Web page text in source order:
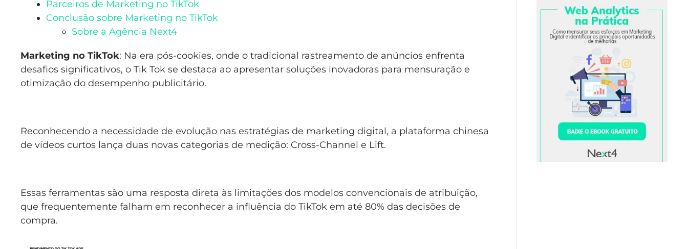
Parceiros de Marketing no TikTok
Conclusão sobre Marketing no TikTok
Sobre a Agência Next4
Marketing no TikTok: Na era pós-cookies, onde o tradicional rastreamento de anúncios enfrenta
desafios significativos, o Tik Tok se destaca ao apresentar soluções inovadoras para mensuração e
otimização do desempenho publicitário.
Reconhecendo a necessidade de evolução nas estratégias de marketing digital, a plataforma chinesa
de vídeos curtos lança duas novas categorias de medição: Cross-Channel e Lift.
Essas ferramentas são uma resposta direta às limitações dos modelos convencionais de atribuição,
que frequentemente falham em reconhecer a influência do TikTok em até 80% das decisões de
compra.